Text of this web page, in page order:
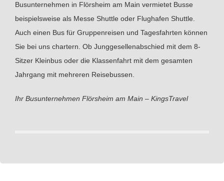
Busunternehmen in Flörsheim am Main vermietet Busse
beispielsweise als Messe Shuttle oder Flughafen Shuttle.
Auch einen Bus für Gruppenreisen und Tagesfahrten können
Sie bei uns chartern. Ob Junggesellenabschied mit dem 8-
Sitzer Kleinbus oder die Klassenfahrt mit dem gesamten
Jahrgang mit mehreren Reisebussen.
Ihr Busunternehmen Flörsheim am Main – KingsTravel